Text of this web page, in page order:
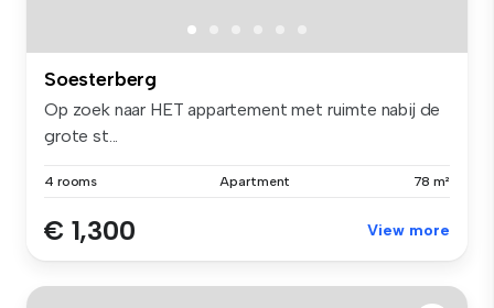
Soesterberg
Op zoek naar HET appartement met ruimte nabij de
grote st...
4 rooms Apartment 78 m²
€ 1,300 View more